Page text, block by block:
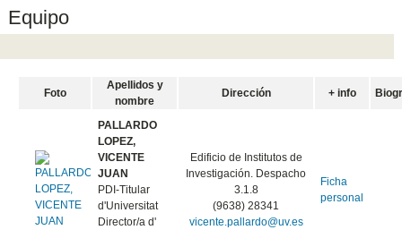
Equipo
Foto
Apellidos y
nombre
Dirección + info
PALLARDO
LOPEZ,
VICENTE
JUAN
PDI-Titular
d'Universitat
Director/a d'
Edificio de Institutos de
Investigación. Despacho
3.1.8
(9638) 28341
vicente.pallardo@uv.es
Ficha
personal